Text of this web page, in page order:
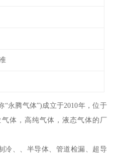
永腾气体”)成立于2010年，位于
体，高纯气体，液态气体的厂
冷、、半导体、管道检漏、超导